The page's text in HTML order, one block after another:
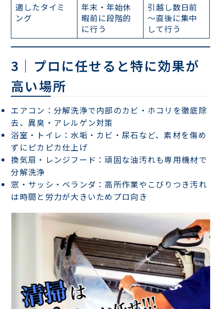
適したタイミ
ング
年末・年始休
暇前に段階的
に行う
引越し数日前
～直後に集中
して行う
3｜プロに任せると特に効果が
高い場所
エアコン ：分解洗浄で内部のカビ・ホコリを徹底除
去、異臭・アレルゲン対策
浴室・トイレ ：水垢・カビ・尿石など、素材を傷め
ずにピカピカ仕上げ
換気扇・レンジフード ：頑固な油汚れも専用機材で
分解洗浄
窓・サッシ・ベランダ ：高所作業やこびりつき汚れ
は時間と労力が大きいためプロ向き